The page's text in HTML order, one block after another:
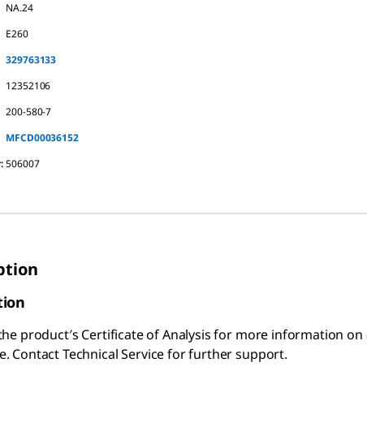
NA.24
E260
329763133
12352106
200-580-7
MFCD00036152
506007
product′s Certificate of Analysis for more information
Contact Technical Service for further support.